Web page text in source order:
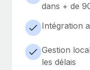
dans + de
Intégration
Gestion
les délais